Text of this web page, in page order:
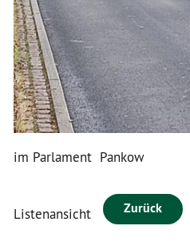
im Parlament Pankow
Listenansicht Zurück